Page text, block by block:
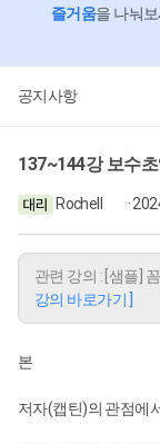
즐거움을 나눠
공지사항
137~144강 보수
Rochell ·
관련 강의 : [샘플]
강의 바로가기 ]
본
저자(캡틴)의 관점에